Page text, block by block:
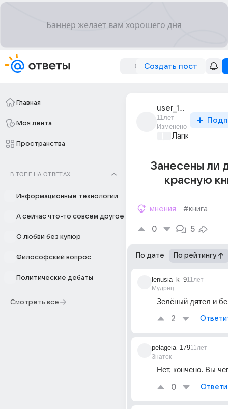
Создать пост
Главная
Моя лента
Пространства
В ТОПЕ НА ОТВЕТАХ
Информационные технологии
А сейчас что-то совсем другое
О любви без купюр
Философский вопрос
Политические дебаты
Смотреть все
user_189159716
11лет
Изменено
Лапки и
Занесены ли
красную
мнения #книга
0 5
По дате По рейтингу
lenusia_k_9
Мудрец
11лет
Зелёный дятел и
2
pelageia_179
Знаток
11лет
Нет, кончено. Вы
0